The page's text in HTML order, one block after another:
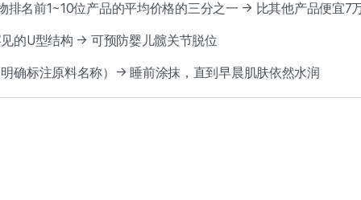
排名前1~10位产品的平均价格的三分之一 → 比其他产品便宜7
的U型结构 → 可预防婴儿髋关节脱位
确标注原料名称）→ 睡前涂抹，直到早晨肌肤依然水润